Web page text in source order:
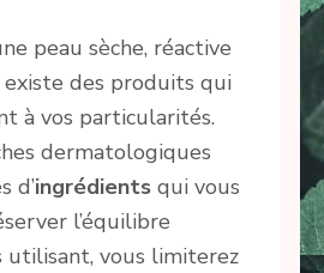
peau sèche, réactive
des produits qui
à vos particularités.
dermatologiques
d’ingrédients qui vous
l’équilibre
utilisant, vous limiterez